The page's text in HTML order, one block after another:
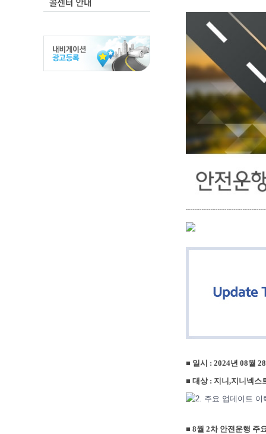
■ 일시 : 2024년 08월
■ 대상 : 지니,지니넥스
■ 8월 2차 안전운행 주